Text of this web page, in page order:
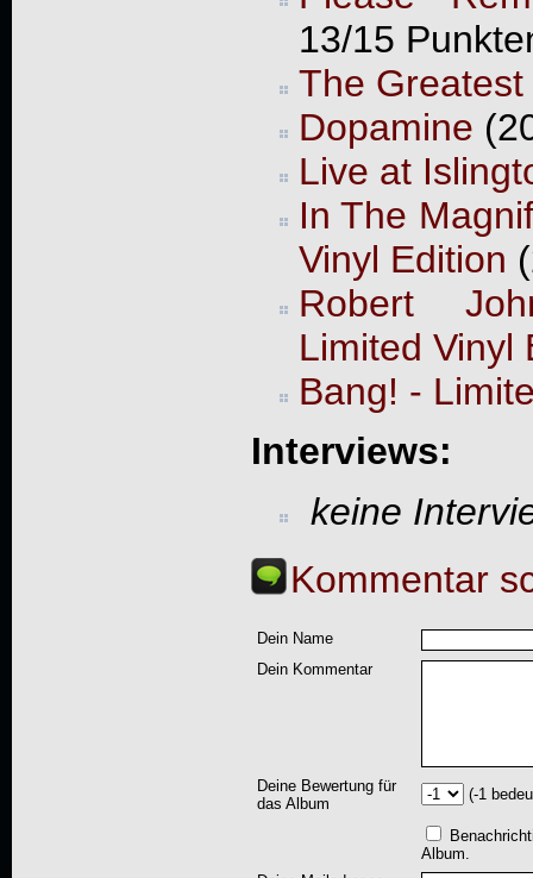
13/15
The Greatest
Dopamine
Live at
In The
Vinyl Edition
Robert
Limited Vinyl
Bang! -
Interviews:
keine
Kommentar
Dein Name
Dein Kommentar
Deine Bewertung für
das Album
(-1
Album.